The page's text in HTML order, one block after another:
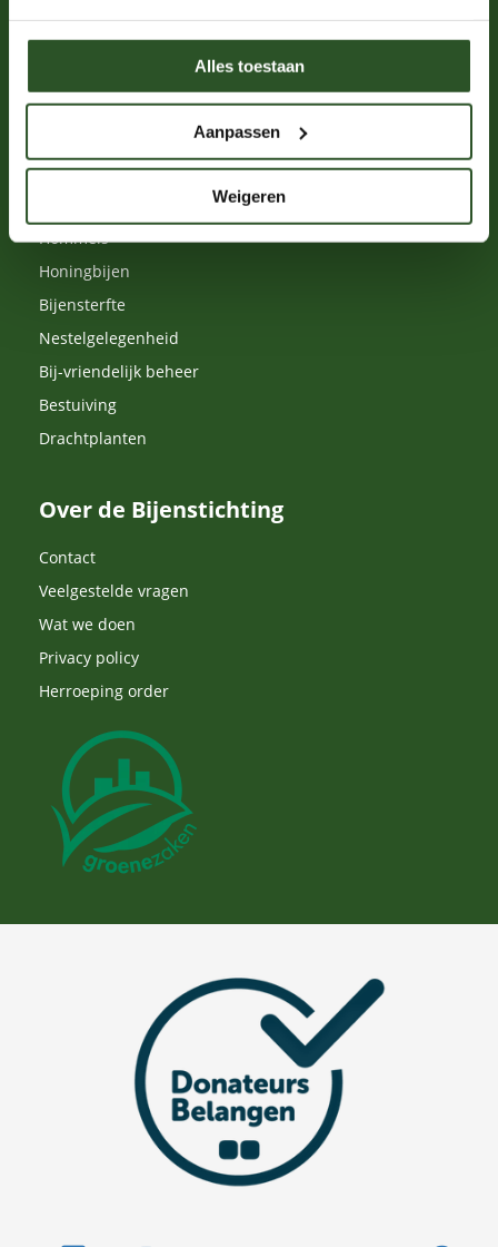
Alles toestaan
Aanpassen
Weigeren
Leer over bijen
Schrijf je in voor de nieuwsbrief
Nalatenschap
Word een bijenkenner
Hommels
Honingbijen
Bijensterfte
Nestelgelegenheid
Bij-vriendelijk beheer
Bestuiving
Drachtplanten
Over de Bijenstichting
Contact
Veelgestelde vragen
Wat we doen
Privacy policy
Herroeping order